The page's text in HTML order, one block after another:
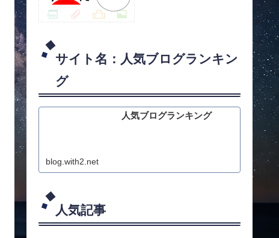
サイト名：人気ブログランキン
グ
人気ブログランキング
blog.with2.net
人気記事